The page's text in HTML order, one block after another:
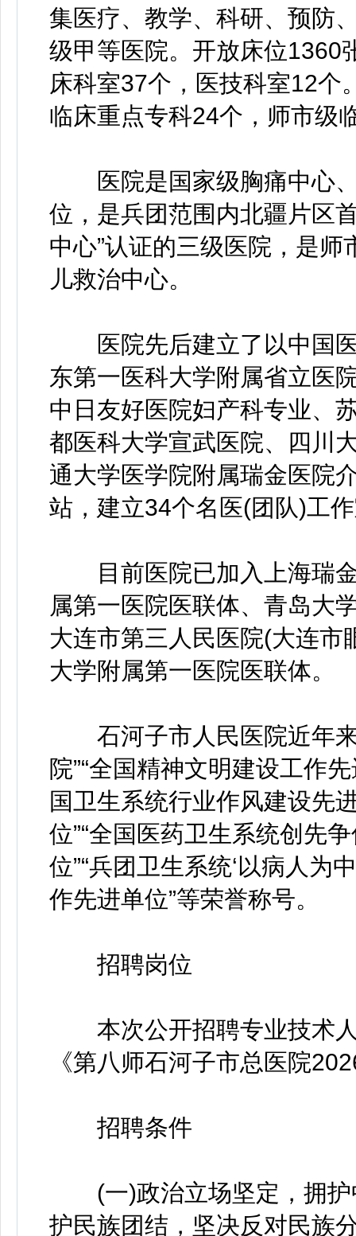
集医疗、教学、科研、预防
级甲等医院。开放床位1360
床科室37个，医技科室12个
临床重点专科24个，师市级
医院是国家级胸痛中心、
位，是兵团范围内北疆片区
中心”认证的三级医院，是
儿救治中心。
医院先后建立了以中国医
东第一医科大学附属省立医
中日友好医院妇产科专业、
都医科大学宣武医院、四川
通大学医学院附属瑞金医院
站，建立34个名医(团队)工
目前医院已加入上海瑞金
属第一医院医联体、青岛大
大连市第三人民医院(大连市
大学附属第一医院医联体。
石河子市人民医院近年来
院”“全国精神文明建设工作
国卫生系统行业作风建设先
位”“全国医药卫生系统创先
位”“兵团卫生系统‘以病人为
作先进单位”等荣誉称号。
招聘岗位
本次公开招聘专业技术人
《第八师石河子市总医院
招聘条件
(一)政治立场坚定，拥护
护民族团结，坚决反对民族